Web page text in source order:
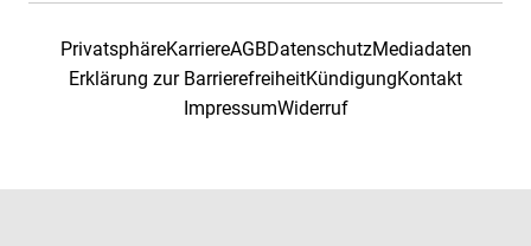
PrivatsphäreKarriereAGBDatenschutzMediadaten
Erklärung zur BarrierefreiheitKündigungKontakt
ImpressumWiderruf